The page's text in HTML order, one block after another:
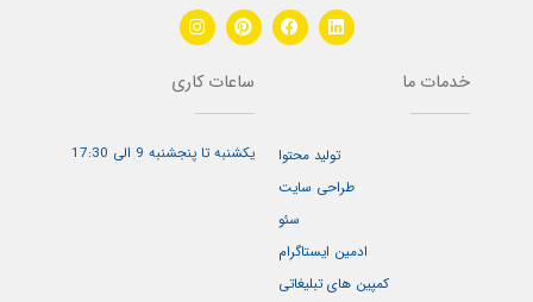
L
i
n
F
a
c
P
i
n
t
e
e
s
t
I
n
s
t
a
r
m
خدمات ما
تولید محتوا
طراحی سایت
سئو
ادمین ایستاگرام
کمپین های تبلیغاتی
ساعات کاری
یکشنبه تا پنجشنبه 9 الی 17:30